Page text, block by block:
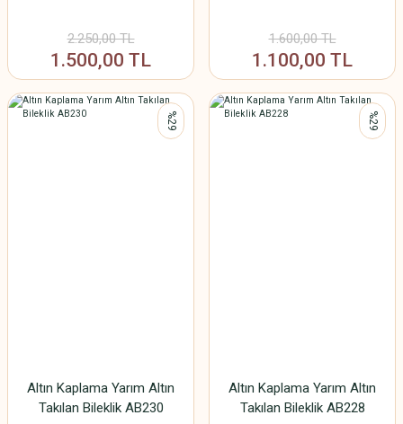
2.250,00 TL
1.500,00 TL
1.600,00 TL
1.100,00 TL
%29
Altın Kaplama Yarım Altın
Takılan Bileklik AB230
%29
Altın Kaplama Yarım Altın
Takılan Bileklik AB228